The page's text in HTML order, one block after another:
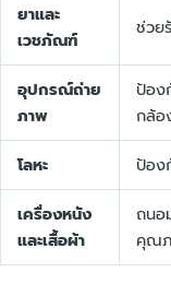
ยาและ
เวชภัณฑ์
ช่วย
อุปกรณ์ถ่าย
ภาพ
ป้อง
กล้อ
โลหะ ป้อง
เครื่องหนัง
และเสื้อผ้า
ถนอ
คุณ